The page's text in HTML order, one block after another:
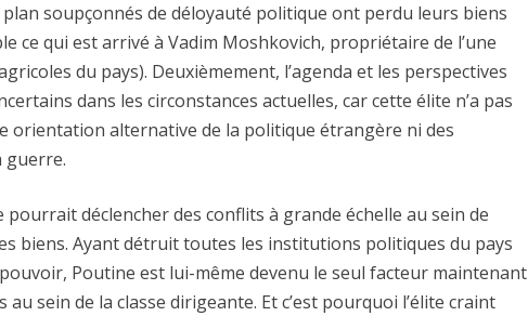
soupçonnés de déloyauté politique ont perdu leurs biens
ce qui est arrivé à Vadim Moshkovich, propriétaire de l’une
du pays). Deuxièmement, l’agenda et les perspectives
dans les circonstances actuelles, car cette élite n’a pas
orientation alternative de la politique étrangère ni des
guerre.
déclencher des conflits à grande échelle au sein de
biens. Ayant détruit toutes les institutions politiques du pays
Poutine est lui-même devenu le seul facteur maintenant
sein de la classe dirigeante. Et c’est pourquoi l’élite craint